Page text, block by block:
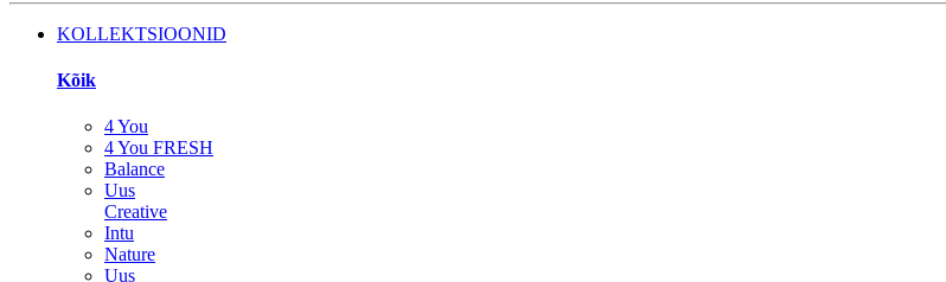
KOLLEKTSIOONID
Kõik
4 You
4 You FRESH
Balance
Uus
Creative
Intu
Nature
Uus